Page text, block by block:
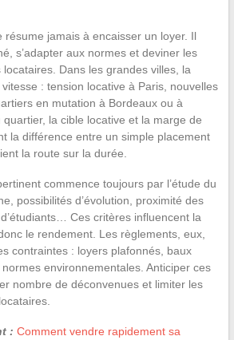
résume jamais à encaisser un loyer. Il
s’adapter aux normes et deviner les
Dans les grandes villes, la
: tension locative à Paris, nouvelles
en mutation à Bordeaux ou à
la cible locative et la marge de
la différence entre un simple placement
la route sur la durée.
commence toujours par l’étude du
possibilités d’évolution, proximité des
Ces critères influencent la
le rendement. Les règlements, eux,
contraintes : loyers plafonnés, baux
environnementales. Anticiper ces
nombre de déconvenues et limiter les
: Comment vendre rapidement sa